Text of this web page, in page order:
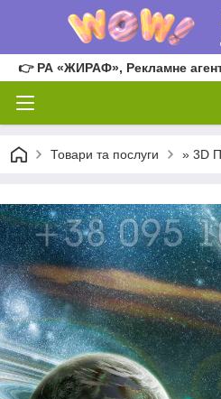
👉 РА «ЖИРАФ», Рекламне
Товари та послуги » 3D